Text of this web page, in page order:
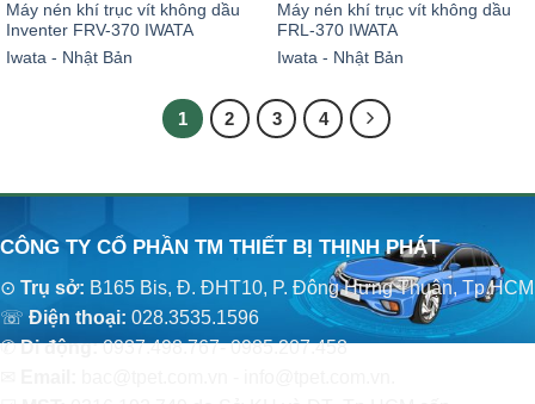
Máy nén khí trục vít không dầu
Inventer FRV-370 IWATA
Iwata - Nhật Bản
Máy nén khí trục vít không dầu
FRL-370 IWATA
Iwata - Nhật Bản
1 2 3 4
CÔNG TY CỔ PHẦN TM THIẾT BỊ THỊNH PHÁT
⊙ Trụ sở: B165 Bis, Đ. ĐHT10, P. Đông Hưng Thuận, Tp.HCM
☏ Điện thoại: 028.3535.1596
✆Di động:0937.498.767- 0985.207.458